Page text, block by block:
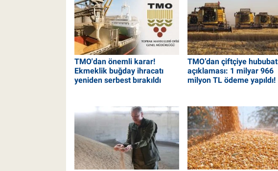
TMO'dan önemli karar!
Ekmeklik buğday ihracatı
yeniden serbest bırakıldı
TMO’dan çiftçiye hububat
açıklaması: 1 milyar 966
milyon TL ödeme yapıldı!